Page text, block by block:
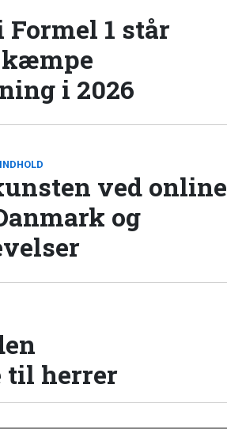
Formel 1 står
i 2026
ved online
og
til herrer